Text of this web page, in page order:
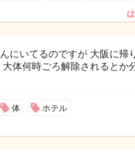
にいてるのですが 大阪に帰
体何時ごろ解除されるとか
体 ホテル